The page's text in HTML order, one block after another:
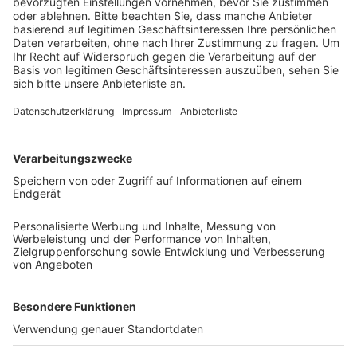
nach Köln.
Veröffentlicht:Montag, 08.07.2024 17:25
Anzeige
gekennzeichnet. Zwischen 0 und 4 Uhr ist dann die
Auffahrt Bergheim-Süfd auf die A61 nach Koblenz
gesperrt. In der Zeit beseitigen die Autobahnbauer
jeweils Schäden in der Fahrbahn.
Anzeige